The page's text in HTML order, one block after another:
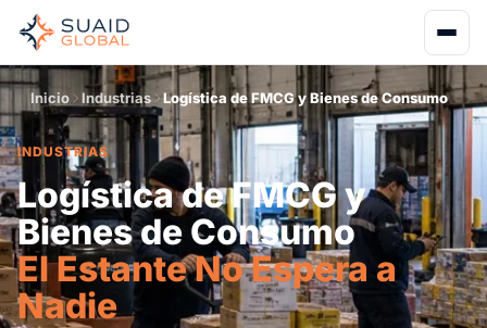
Inicio Industrias Logística de FMCG y Bienes de Consumo
INDUSTRIAS
Logística de FMCG y
Bienes de Consumo
El Estante No Espera a
Nadie